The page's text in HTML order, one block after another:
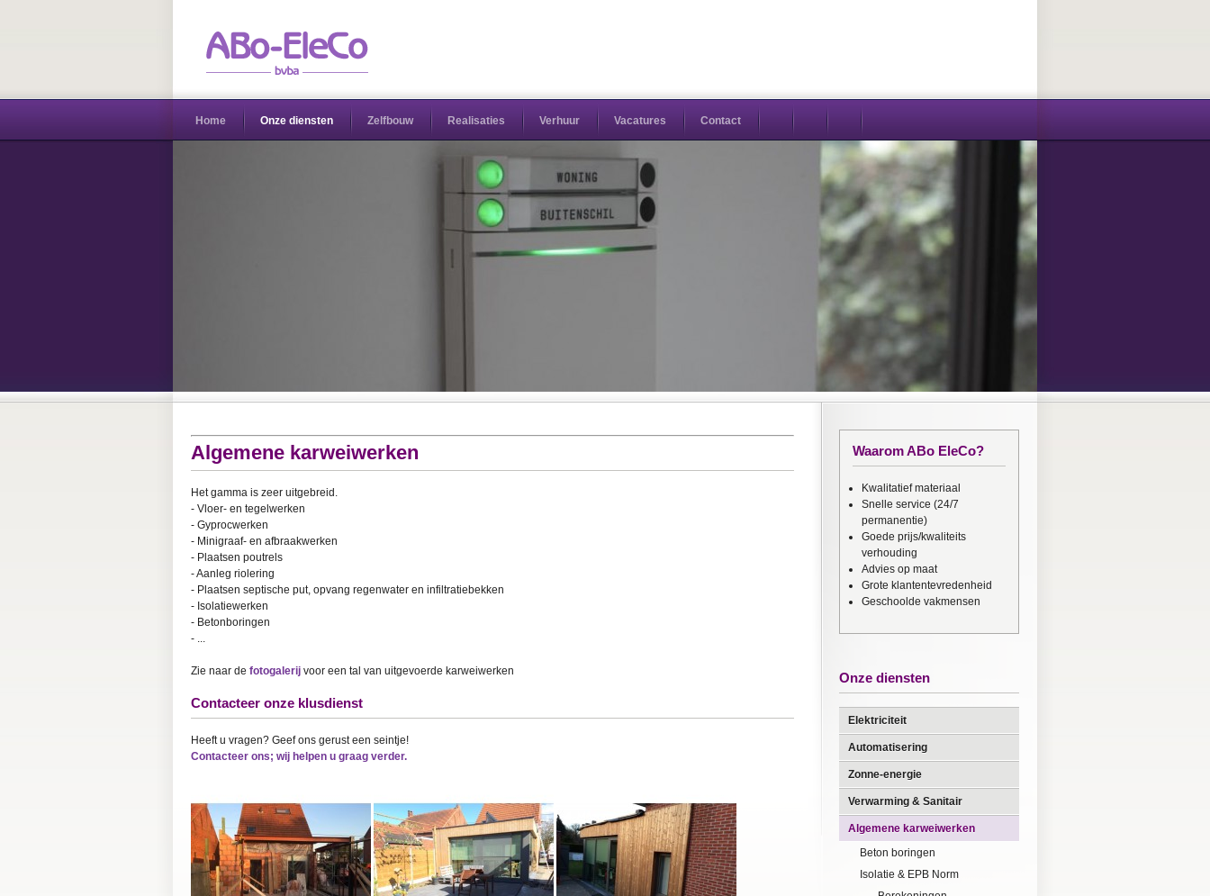
Home Onze diensten Zelfbouw Realisaties Verhuur Vacatures Contact
Algemene karweiwerken
Het gamma is zeer uitgebreid.
- Vloer- en tegelwerken
- Gyprocwerken
- Minigraaf- en afbraakwerken
- Plaatsen poutrels
- Aanleg riolering
- Plaatsen septische put, opvang regenwater en infiltratiebekken
- Isolatiewerken
- Betonboringen
- ...
Zie naar de fotogalerij voor een tal van uitgevoerde karweiwerken
Contacteer onze klusdienst
Heeft u vragen? Geef ons gerust een seintje!
Contacteer ons; wij helpen u graag verder.
Waarom ABo EleCo?
Kwalitatief materiaal
Snelle service (24/7
permanentie)
Goede prijs/kwaliteits
verhouding
Advies op maat
Grote klantentevredenheid
Geschoolde vakmensen
Onze diensten
Elektriciteit
Automatisering
Zonne-energie
Verwarming & Sanitair
Algemene karweiwerken
Beton boringen
Isolatie & EPB Norm